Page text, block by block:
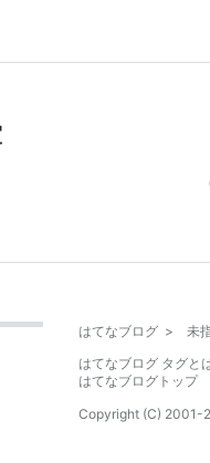
はてなブログ > 未
はてなブログ タグと
はてなブログトップ
Copyright (C) 2001-